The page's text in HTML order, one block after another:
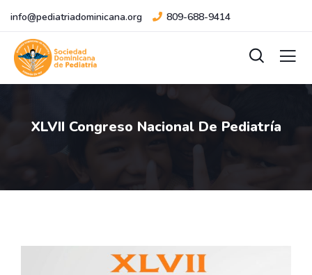
info@pediatriadominicana.org 809-688-9414
XLVII Congreso Nacional De Pediatría